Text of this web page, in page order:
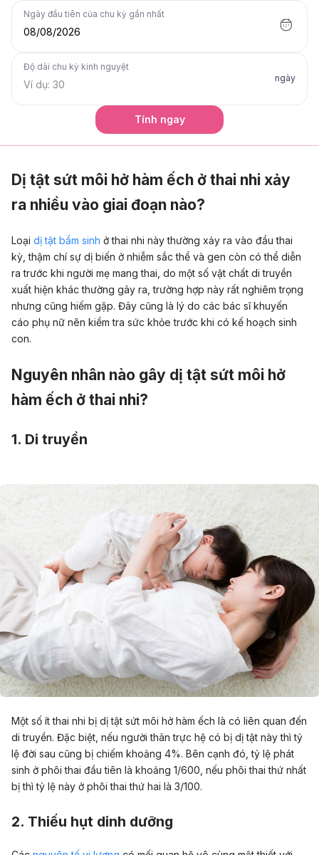
Ngày đầu tiên của chu kỳ gần nhất
08/08/2026
Độ dài chu kỳ kinh nguyệt
ngày
Tính ngay
Dị tật sứt môi hở hàm ếch ở thai nhi xảy
ra nhiều vào giai đoạn nào?
Loại dị tật bẩm sinh ở thai nhi này thường xảy ra vào đầu thai
kỳ, thậm chí sự dị biến ở nhiễm sắc thể và gen còn có thể diễn
ra trước khi người mẹ mang thai, do một số vật chất di truyền
xuất hiện khác thường gây ra, trường hợp này rất nghiêm trọng
nhưng cũng hiếm gặp. Đây cũng là lý do các bác sĩ khuyến
cáo phụ nữ nên kiểm tra sức khỏe trước khi có kế hoạch sinh
con.
Nguyên nhân nào gây dị tật sứt môi hở
hàm ếch ở thai nhi?
1. Di truyền
Một số ít thai nhi bị dị tật sứt môi hở hàm ếch là có liên quan đến
di truyền. Đặc biệt, nếu người thân trực hệ có bị dị tật này thì tỷ
lệ đời sau cũng bị chiếm khoảng 4%. Bên cạnh đó, tỷ lệ phát
sinh ở phôi thai đầu tiên là khoảng 1/600, nếu phôi thai thứ nhất
bị thì tỷ lệ này ở phôi thai thứ hai là 3/100.
2. Thiếu hụt dinh dưỡng